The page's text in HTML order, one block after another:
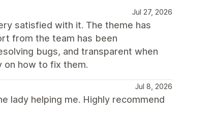
Jul 27, 2026
satisfied with it. The theme has
from the team has been
bugs, and transparent when
on how to fix them.
Jul 8, 2026
lady helping me. Highly recommend